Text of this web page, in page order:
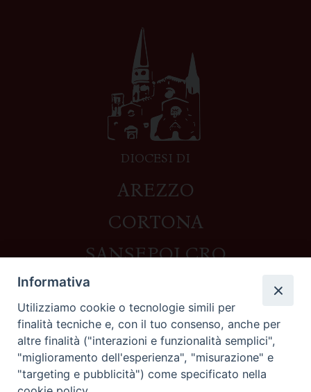
DIOCESI DI
AREZZO
CORTONA
SANSEPOLCRO
Contatti
Piazza del Duomo,1 - 52100 Arezzo
segreteria@diocesi.arezzo.it
Informativa privacy
Informativa
Utilizziamo cookie o tecnologie simili per
finalità tecniche e, con il tuo consenso, anche per
altre finalità ("interazioni e funzionalità semplici",
"miglioramento dell'esperienza", "misurazione" e
"targeting e pubblicità") come specificato nella